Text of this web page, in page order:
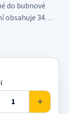
do bubnové
obsahuje 34
nový